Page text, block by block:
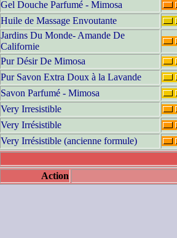
Gel Douche Parfumé - Mimosa
Huile de Massage Envoutante
Jardins Du Monde- Amande De
Californie
Pur Désir De Mimosa
Pur Savon Extra Doux à la Lavande
Savon Parfumé - Mimosa
Very Irresistible
Very Irrésistible
Very Irrésistible (ancienne formule)
Action